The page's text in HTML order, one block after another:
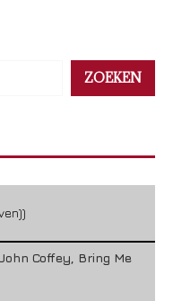
ZOEKEN
Coffey, Bring Me